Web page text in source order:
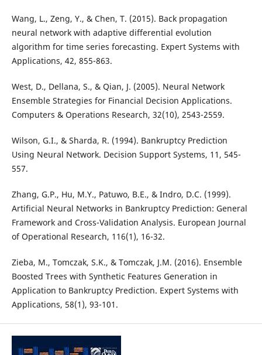
Wang, L., Zeng, Y., & Chen, T. (2015). Back propagation
neural network with adaptive differential evolution
algorithm for time series forecasting. Expert Systems with
Applications, 42, 855-863.
West, D., Dellana, S., & Qian, J. (2005). Neural Network
Ensemble Strategies for Financial Decision Applications.
Computers & Operations Research, 32(10), 2543-2559.
Wilson, G.I., & Sharda, R. (1994). Bankruptcy Prediction
Using Neural Network. Decision Support Systems, 11, 545-
557.
Zhang, G.P., Hu, M.Y., Patuwo, B.E., & Indro, D.C. (1999).
Artificial Neural Networks in Bankruptcy Prediction: General
Framework and Cross-Validation Analysis. European Journal
of Operational Research, 116(1), 16-32.
Zieba, M., Tomczak, S.K., & Tomczak, J.M. (2016). Ensemble
Boosted Trees with Synthetic Features Generation in
Application to Bankruptcy Prediction. Expert Systems with
Applications, 58(1), 93-101.